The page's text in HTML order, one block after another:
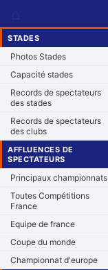
STADES
Photos Stades
Capacité stades
Records de spectateurs
des stades
Records de spectateurs
des clubs
AFFLUENCES DE
SPECTATEURS
Principaux championnats
Toutes Compétitions
France
Equipe de france
Coupe du monde
Championnat d'europe